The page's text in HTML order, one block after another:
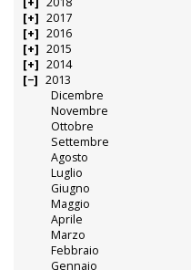
2017
2016
2015
2014
2013
Dicembre
Novembre
Ottobre
Settembre
Agosto
Luglio
Giugno
Maggio
Aprile
Marzo
Febbraio
Gennaio